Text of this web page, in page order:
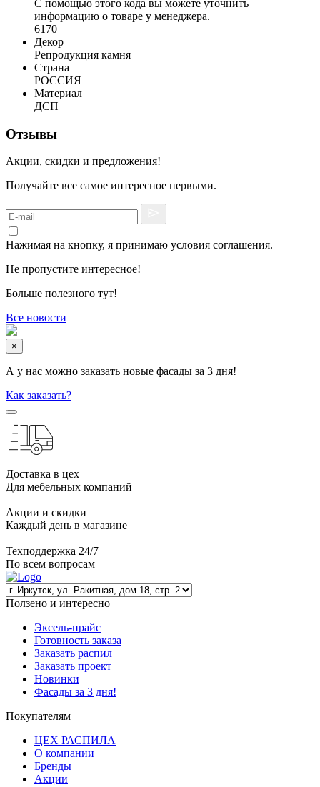
С помощью этого кода вы можете уточнить
информацию о товаре у менеджера.
6170
Декор
Репродукция камня
Страна
РОССИЯ
Материал
ДСП
Отзывы
Акции, скидки и предложения!
Получайте все самое интересное первыми.
Нажимая на кнопку, я принимаю условия соглашения.
Не пропустите интересное!
Больше полезного тут!
Все новости
×
А у нас можно заказать новые фасады за 3 дня!
Как заказать?
Доставка в цех
Для мебельных компаний
Акции и скидки
Каждый день в магазине
Техподдержка 24/7
По всем вопросам
Ползено и интересно
Эксель-прайс
Готовность заказа
Заказать распил
Заказать проект
Новинки
Фасады за 3 дня!
Покупателям
ЦЕХ РАСПИЛА
О компании
Бренды
Акции